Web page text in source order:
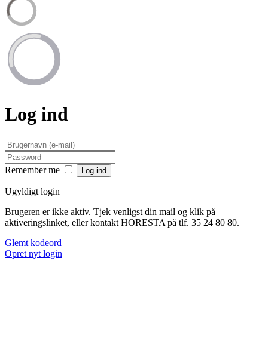
Log ind
Remember me
Ugyldigt login
Brugeren er ikke aktiv. Tjek venligst din mail og klik på
aktiveringslinket, eller kontakt HORESTA på tlf. 35 24 80 80.
Glemt kodeord
Opret nyt login